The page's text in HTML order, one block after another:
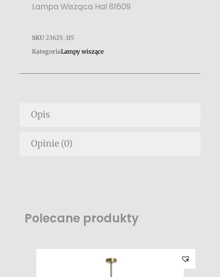
Lampa Wisząca Hal 81609
SKU 23625_315
KategoriaLampy wiszące
Opis
Opinie (0)
Polecane produkty